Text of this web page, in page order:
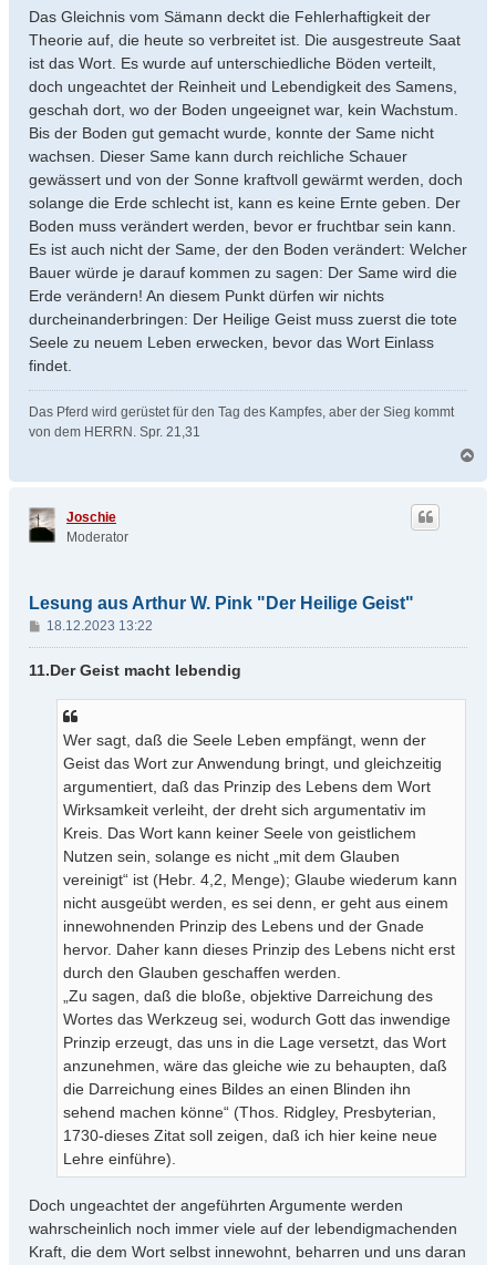
Das Gleichnis vom Sämann deckt die Fehlerhaftigkeit der
Theorie auf, die heute so verbreitet ist. Die ausgestreute Saat
ist das Wort. Es wurde auf unterschiedliche Böden verteilt,
doch ungeachtet der Reinheit und Lebendigkeit des Samens,
geschah dort, wo der Boden ungeeignet war, kein Wachstum.
Bis der Boden gut gemacht wurde, konnte der Same nicht
wachsen. Dieser Same kann durch reichliche Schauer
gewässert und von der Sonne kraftvoll gewärmt werden, doch
solange die Erde schlecht ist, kann es keine Ernte geben. Der
Boden muss verändert werden, bevor er fruchtbar sein kann.
Es ist auch nicht der Same, der den Boden verändert: Welcher
Bauer würde je darauf kommen zu sagen: Der Same wird die
Erde verändern! An diesem Punkt dürfen wir nichts
durcheinanderbringen: Der Heilige Geist muss zuerst die tote
Seele zu neuem Leben erwecken, bevor das Wort Einlass
findet.
Das Pferd wird gerüstet für den Tag des Kampfes, aber der Sieg kommt
von dem HERRN. Spr. 21,31
Joschie
Moderator
Lesung aus Arthur W. Pink "Der Heilige Geist"
B
e
i
18.12.2023 13:22
11.Der Geist macht lebendig
Wer sagt, daß die Seele Leben empfängt, wenn der
Geist das Wort zur Anwendung bringt, und gleichzeitig
argumentiert, daß das Prinzip des Lebens dem Wort
Wirksamkeit verleiht, der dreht sich argumentativ im
Kreis. Das Wort kann keiner Seele von geistlichem
Nutzen sein, solange es nicht „mit dem Glauben
vereinigt“ ist (Hebr. 4,2, Menge); Glaube wiederum kann
nicht ausgeübt werden, es sei denn, er geht aus einem
innewohnenden Prinzip des Lebens und der Gnade
hervor. Daher kann dieses Prinzip des Lebens nicht erst
durch den Glauben geschaffen werden.
„Zu sagen, daß die bloße, objektive Darreichung des
Wortes das Werkzeug sei, wodurch Gott das inwendige
Prinzip erzeugt, das uns in die Lage versetzt, das Wort
anzunehmen, wäre das gleiche wie zu behaupten, daß
die Darreichung eines Bildes an einen Blinden ihn
sehend machen könne“ (Thos. Ridgley, Presbyterian,
1730-dieses Zitat soll zeigen, daß ich hier keine neue
Lehre einführe).
Doch ungeachtet der angeführten Argumente werden
wahrscheinlich noch immer viele auf der lebendigmachenden
Kraft, die dem Wort selbst innewohnt, beharren und uns daran